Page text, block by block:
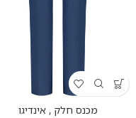
מכנס חלק , אינדיגו